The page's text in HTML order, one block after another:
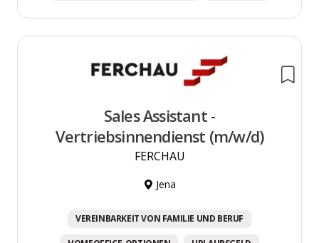
Sales Assistant -
Vertriebsinnendienst (m/w/d)
FERCHAU
Jena
VEREINBARKEIT VON FAMILIE UND BERUF